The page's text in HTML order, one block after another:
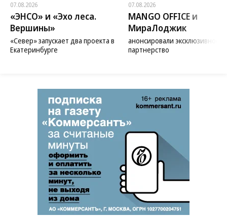
07.08.2026
«ЭНСО» и «Эхо леса.
Вершины»
«Север» запускает два проекта в
Екатеринбурге
07.08.2026
MANGO OFFICE и
МираЛоджик
анонсировали эксклюзивное
партнерство